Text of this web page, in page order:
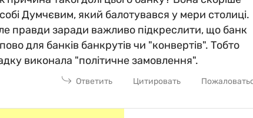
Думчєвим, який балотувався у мери столиці.
правди заради важливо підкреслити, що банк
для банків банкрутів чи "конвертів". Тобто
виконала "політичне замовлення".
Ответить Цитировать